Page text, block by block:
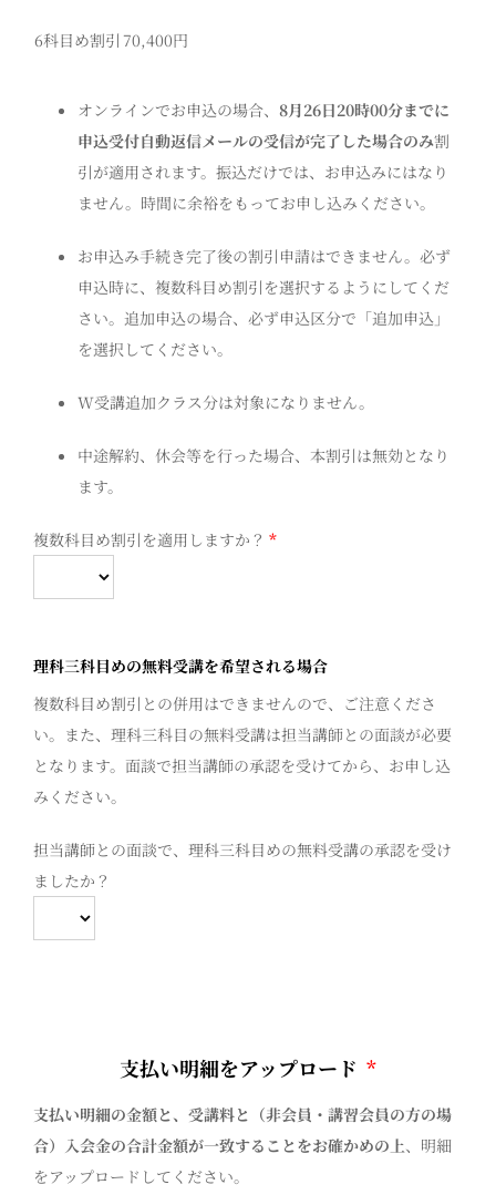
6科目め割引 70,400円
オンラインでお申込の場合、 8月26日20時00分までに
申込受付自動返信メールの受信が完了した場合のみ割
引が適用されます。振込だけでは、お申込みにはなり
ません。時間に余裕をもってお申し込みください。
お申込み手続き完了後の割引申請はできません。必ず
申込時に、複数科目め割引を選択するようにしてくだ
さい。追加申込の場合、必ず申込区分で「追加申込」
を選択してください。
W受講追加クラス分は対象になりません。
中途解約、休会等を行った場合、本割引は無効となり
ます。
複数科目め割引を適用しますか？ *
理科三科目めの無料受講を希望される場合
複数科目め割引との併用はできませんので、ご注意くださ
い。また、理科三科目の無料受講は担当講師との面談が必要
となります。面談で担当講師の承認を受けてから、お申し込
みください。
担当講師との面談で、理科三科目めの無料受講の承認を受け
ましたか？
支払い明細をアップロード *
支払い明細の金額と、受講料と（非会員・講習会員の方の場
合）入会金の合計金額が一致することをお確かめの上、明細
をアップロードしてください。